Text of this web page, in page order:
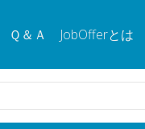
Ｑ＆Ａ JobOfferとは